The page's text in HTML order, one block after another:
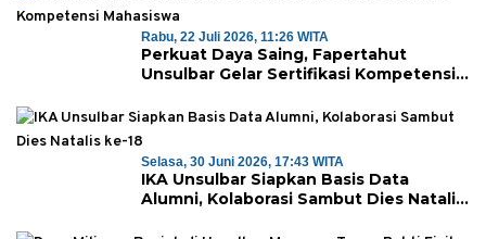
Rabu, 22 Juli 2026, 11:26 WITA
Perkuat Daya Saing, Fapertahut
Unsulbar Gelar Sertifikasi Kompetensi
Selasa, 30 Juni 2026, 17:43 WITA
IKA Unsulbar Siapkan Basis Data
Alumni, Kolaborasi Sambut Dies Natalis